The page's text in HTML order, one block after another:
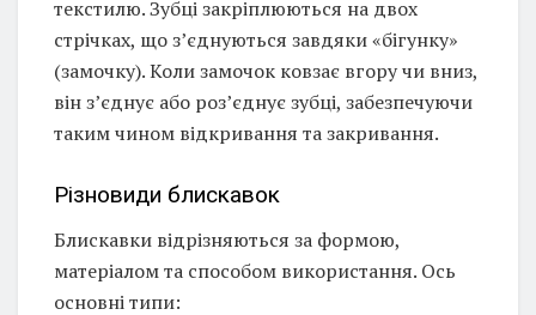
текстилю. Зубці закріплюються на двох
стрічках, що з’єднуються завдяки «бігунку»
(замочку). Коли замочок ковзає вгору чи вниз,
він з’єднує або роз’єднує зубці, забезпечуючи
таким чином відкривання та закривання.
Різновиди блискавок
Блискавки відрізняються за формою,
матеріалом та способом використання. Ось
основні типи: